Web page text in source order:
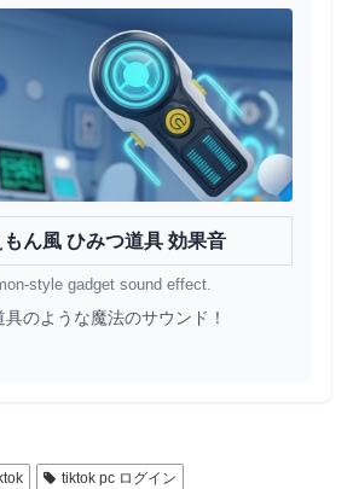
もん風 ひみつ道具 効果音
style gadget sound effect.
具のような魔法のサウンド！
tiktok pc ログイン